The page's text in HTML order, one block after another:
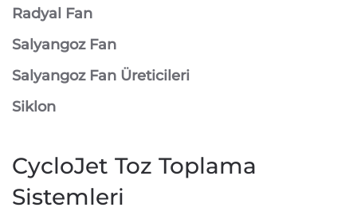
Radyal Fan
Salyangoz Fan
Salyangoz Fan Üreticileri
Siklon
CycloJet Toz Toplama
Sistemleri